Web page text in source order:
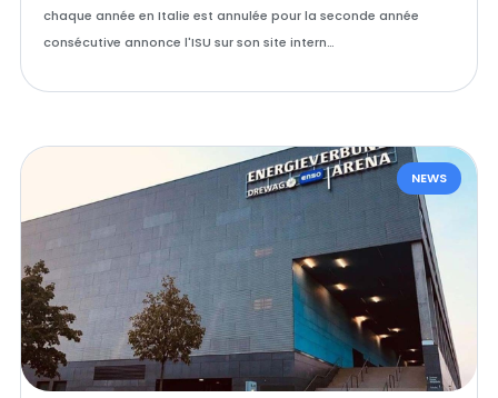
chaque année en Italie est annulée pour la seconde année
consécutive annonce l'ISU sur son site intern…
NEWS